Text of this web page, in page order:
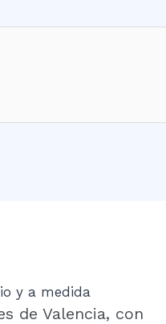
y a medida
de Valencia, con